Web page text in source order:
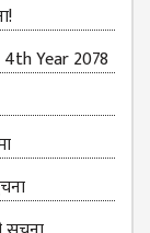
Year 2078